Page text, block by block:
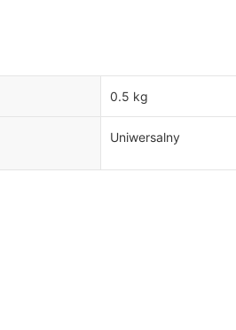
0.5 kg
Uniwersalny